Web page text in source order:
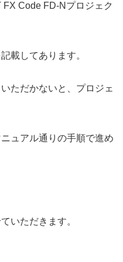
Code FD-Nプロジェク
載してあります。
ただかないと、プロジェ
ュアル通りの手順で進め
いただきます。